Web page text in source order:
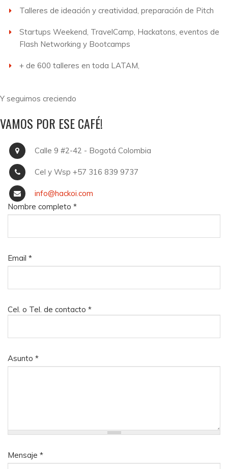
Talleres de ideación y creatividad, preparación de Pitch
Startups Weekend, TravelCamp, Hackatons, eventos de
Flash Networking y Bootcamps
+ de 600 talleres en toda LATAM,
Y seguimos creciendo
VAMOS POR ESE CAFÉ!
Calle 9 #2-42 - Bogotá Colombia
Cel y Wsp +57 316 839 9737
info@hackoi.com
Nombre completo *
Email *
Cel. o Tel. de contacto *
Asunto *
Mensaje *